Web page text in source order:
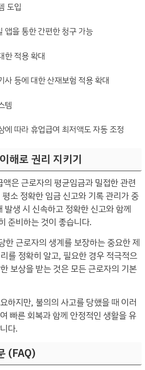
도입
앱을 통한 간편한 청구 가능
한 적용 확대
사 등에 대한 산재보험 적용 확대
템
에 따라 휴업급여 최저액도 자동 조정
해로 권리 지키기
은 근로자의 평균임금과 밀접한 관련
소 정확한 임금 신고와 기록 관리가 중
발생 시 신속하고 정확한 신고와 함께
준비하는 것이 좋습니다.
한 근로자의 생계를 보장하는 중요한 제
를 정확히 알고, 필요한 경우 적극적으
보상을 받는 것은 모든 근로자의 기본
하지만, 불의의 사고를 당했을 때 이러
빠른 회복과 함께 안정적인 생활을 유
다.
(FAQ)